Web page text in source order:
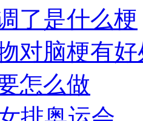
了是什么梗
对脑梗有好
怎么做